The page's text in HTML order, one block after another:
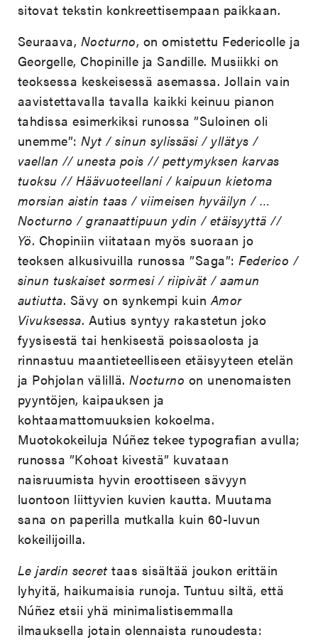
sitovat tekstin konkreettisempaan paikkaan.
Seuraava, Nocturno, on omistettu Federicolle ja
Georgelle, Chopinille ja Sandille. Musiikki on
teoksessa keskeisessä asemassa. Jollain vain
aavistettavalla tavalla kaikki keinuu pianon
tahdissa esimerkiksi runossa ”Suloinen oli
unemme”:Nyt / sinun sylissäsi / yllätys /
vaellan // unesta pois // pettymyksen karvas
tuoksu // Häävuoteellani / kaipuun kietoma
morsian aistin taas / viimeisen hyväilyn / …
Nocturno / granaattipuun ydin / etäisyyttä //
Yö. Chopiniin viitataan myös suoraan jo
teoksen alkusivuilla runossa ”Saga”:Federico /
sinun tuskaiset sormesi / riipivät / aamun
autiutta. Sävy on synkempi kuinAmor
Vivuksessa. Autius syntyy rakastetun joko
fyysisestä tai henkisestä poissaolosta ja
rinnastuu maantieteelliseen etäisyyteen etelän
ja Pohjolan välillä.Nocturno on unenomaisten
pyyntöjen, kaipauksen ja
kohtaamattomuuksien kokoelma.
Muotokokeiluja Núñez tekee typografian avulla;
runossa ”Kohoat kivestä” kuvataan
naisruumista hyvin eroottiseen sävyyn
luontoon liittyvien kuvien kautta. Muutama
sana on paperilla mutkalla kuin 60-luvun
kokeilijoilla.
Le jardin secret taas sisältää joukon erittäin
lyhyitä, haikumaisia runoja. Tuntuu siltä, että
Núñez etsii yhä minimalistisemmalla
ilmauksella jotain olennaista runoudesta: